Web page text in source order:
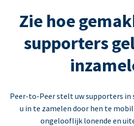
Zie hoe
supporters
Peer-to-Peer stelt uw supporters in
u in te zamelen door hen te
ongelooflijk lonende en